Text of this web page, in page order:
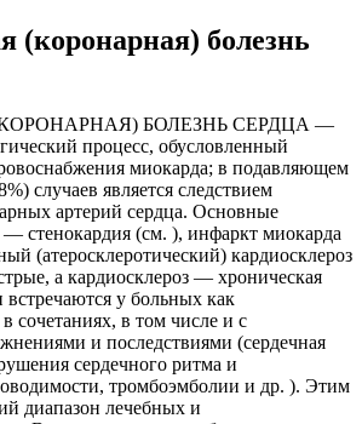
(коронарная) болезнь
БОЛЕЗНЬ СЕРДЦА —
процесс, обусловленный
миокарда; в подавляющем
случаев является следствием
артерий сердца. Основные
стенокардия (см. ), инфаркт миокарда
(атеросклеротический) кардиосклероз
а кардиосклероз — хроническая
у больных как
сочетаниях, в том числе и с
и последствиями (сердечная
сердечного ритма и
тромбоэмболии и др. ). Этим
диапазон лечебных и